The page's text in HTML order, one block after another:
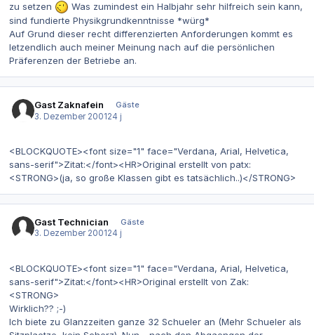
zu setzen
Was zumindest ein Halbjahr sehr hilfreich sein kann,
sind fundierte Physikgrundkenntnisse *würg*
Auf Grund dieser recht differenzierten Anforderungen kommt es
letzendlich auch meiner Meinung nach auf die persönlichen
Präferenzen der Betriebe an.
Gast Zaknafein
Gäste
3. Dezember 200124 j
<BLOCKQUOTE><font size="1" face="Verdana, Arial, Helvetica,
sans-serif">Zitat:</font><HR>Original erstellt von patx:
<STRONG>(ja, so große Klassen gibt es tatsächlich..)</STRONG>
Gast Technician
Gäste
3. Dezember 2001 24 j
<BLOCKQUOTE><font size="1" face="Verdana, Arial, Helvetica,
sans-serif">Zitat:</font><HR>Original erstellt von Zak:
<STRONG>
Wirklich?? ;-)
Ich biete zu Glanzzeiten ganze 32 Schueler an (Mehr Schueler als